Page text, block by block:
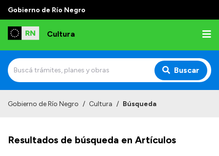
Gobierno de Río Negro
Cultura
Buscar
Funciones
Gobierno de Río Negro / Cultura / Búsqueda
Resultados de búsqueda en Artículos